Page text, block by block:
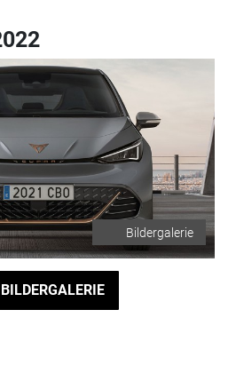
Bildergalerie